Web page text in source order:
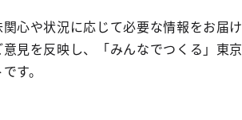
心や状況に応じて必要な情報をお届け
見を反映し、「みんなでつくる」東京
す。